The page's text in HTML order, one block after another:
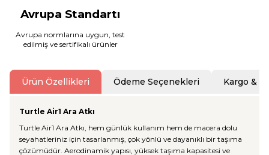
Avrupa Standartı
Avrupa normlarına uygun, test
edilmiş ve sertifikalı ürünler
Ürün Özellikleri Ödeme Seçenekleri Kargo &
Turtle Air1 Ara Atkı
Turtle Air1 Ara Atkı, hem günlük kullanım hem de macera dolu
seyahatleriniz için tasarlanmış, çok yönlü ve dayanıklı bir taşıma
çözümüdür. Aerodinamik yapısı, yüksek taşıma kapasitesi ve